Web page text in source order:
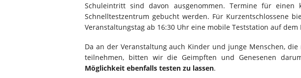
Schuleintritt sind davon ausgenommen. Termine für einen
Schnelltestzentrum gebucht werden. Für Kurzentschlossene
Veranstaltungstag ab 16:30 Uhr eine mobile Teststation auf dem
Da an der Veranstaltung auch Kinder und junge Menschen,
teilnehmen, bitten wir die Geimpften und Genesenen
Möglichkeit ebenfalls testen zu lassen.